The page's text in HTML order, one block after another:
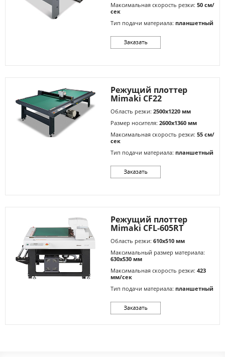
Максимальная скорость резки: 50 см/
сек
Тип подачи материала: планшетный
Режущий плоттер
Mimaki CF22
Область резки: 2500х1220 мм
Размер носителя: 2600х1360 мм
Максимальная скорость резки: 55 см/
сек
Тип подачи материала: планшетный
Режущий плоттер
Mimaki CFL-605RT
Область резки: 610х510 мм
Максимальный размер материала:
630х530 мм
Максимальная скорость резки: 423
мм/сек
Тип подачи материала: планшетный